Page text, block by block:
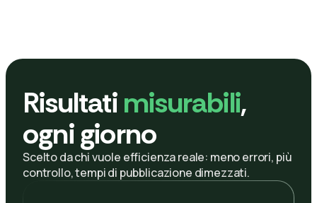
Risultatimisurabili,
ogni giorno
Scelto da chi vuole efficienza reale: meno errori, più
controllo, tempi di pubblicazione dimezzati.